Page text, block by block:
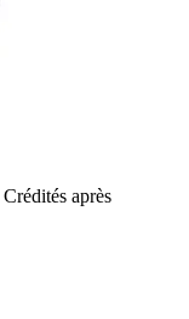
Crédités après